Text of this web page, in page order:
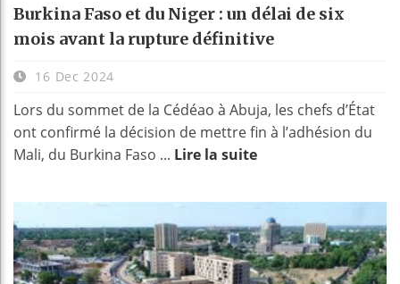
Burkina Faso et du Niger : un délai de six
mois avant la rupture définitive
16 Dec 2024
Lors du sommet de la Cédéao à Abuja, les chefs d’État
ont confirmé la décision de mettre fin à l’adhésion du
Mali, du Burkina Faso ... Lire la suite